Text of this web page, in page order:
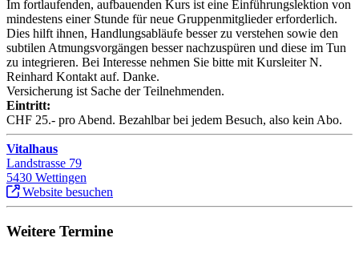
Im fortlaufenden, aufbauenden Kurs ist eine Einführungslektion von
mindestens einer Stunde für neue Gruppenmitglieder erforderlich.
Dies hilft ihnen, Handlungsabläufe besser zu verstehen sowie den
subtilen Atmungsvorgängen besser nachzuspüren und diese im Tun
zu integrieren. Bei Interesse nehmen Sie bitte mit Kursleiter N.
Reinhard Kontakt auf. Danke.
Versicherung ist Sache der Teilnehmenden.
Eintritt:
CHF 25.- pro Abend. Bezahlbar bei jedem Besuch, also kein Abo.
Vitalhaus
Landstrasse 79
5430 Wettingen
Website besuchen
Weitere Termine